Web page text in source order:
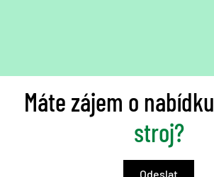
Máte zájem o nabídku
stroj?